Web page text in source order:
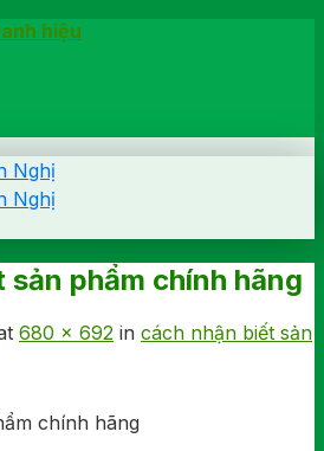
hiệu
sản phẩm chính hãng
680 × 692 in cách nhận biết sản
chính hãng